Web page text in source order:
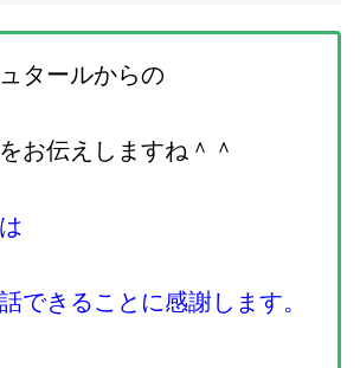
タールからの
お伝えしますね＾＾
は
できることに感謝します。